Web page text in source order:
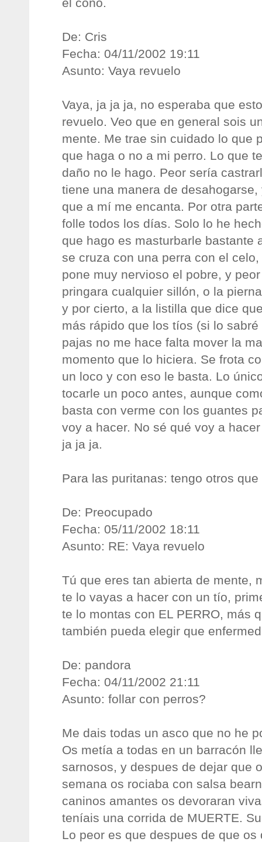
De: Cris
Fecha: 04/11/2002 19:11
Asunto: Vaya revuelo
Vaya, ja ja ja, no esperaba que
revuelo. Veo que en general sois
mente. Me trae sin cuidado lo que
que haga o no a mi perro. Lo que
daño no le hago. Peor sería
tiene una manera de
que a mí me encanta. Por otra
folle todos los días. Solo lo he
que hago es masturbarle bastante
se cruza con una perra con el
pone muy nervioso el pobre, y
pringara cualquier sillón, o la
y por cierto, a la listilla que dice
más rápido que los tíos (si lo
pajas no me hace falta mover la
momento que lo hiciera. Se frota
un loco y con eso le basta. Lo
tocarle un poco antes, aunque
basta con verme con los guantes
voy a hacer. No sé qué voy a
ja ja ja.
Para las puritanas: tengo otros
De: Preocupado
Fecha: 05/11/2002 18:11
Asunto: RE: Vaya revuelo
Tú que eres tan abierta de mente,
te lo vayas a hacer con un tío,
te lo montas con EL PERRO, más
también pueda elegir que
De: pandora
Fecha: 04/11/2002 21:11
Asunto: follar con perros?
Me dais todas un asco que no he
Os metía a todas en un barracón
sarnosos, y despues de dejar que
semana os rociaba con salsa
caninos amantes os devoraran
teníais una corrida de MUERTE.
Lo peor es que despues de que os